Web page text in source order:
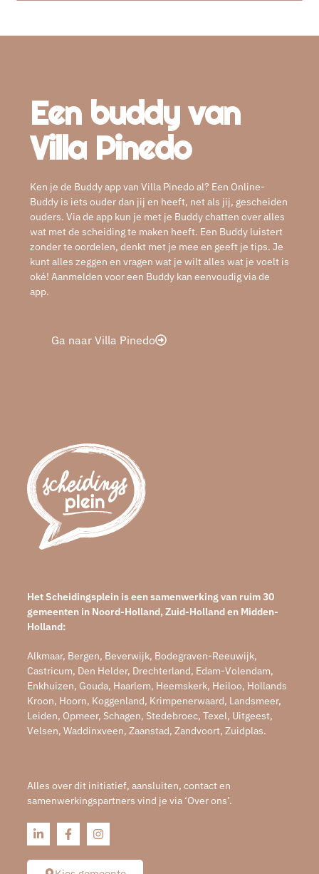
Een buddy van
Villa Pinedo
Ken je de Buddy app van Villa Pinedo al? Een Online-
Buddy is iets ouder dan jij en heeft, net als jij, gescheiden
ouders. Via de app kun je met je Buddy chatten over alles
wat met de scheiding te maken heeft. Een Buddy luistert
zonder te oordelen, denkt met je mee en geeft je tips. Je
kunt alles zeggen en vragen wat je wilt alles wat je voelt is
oké! Aanmelden voor een Buddy kan eenvoudig via de
app.
Ga naar Villa Pinedo
Het Scheidingsplein is een samenwerking van ruim 30
gemeenten in Noord-Holland, Zuid-Holland en Midden-
Holland:
Alkmaar, Bergen, Beverwijk, Bodegraven-Reeuwijk,
Castricum, Den Helder, Drechterland, Edam-Volendam,
Enkhuizen, Gouda, Haarlem, Heemskerk, Heiloo, Hollands
Kroon, Hoorn, Koggenland, Krimpenerwaard, Landsmeer,
Leiden, Opmeer, Schagen, Stedebroec, Texel, Uitgeest,
Velsen, Waddinxveen, Zaanstad, Zandvoort, Zuidplas.
Alles over dit initiatief, aansluiten, contact en
samenwerkingspartners vind je via ‘Over ons’.